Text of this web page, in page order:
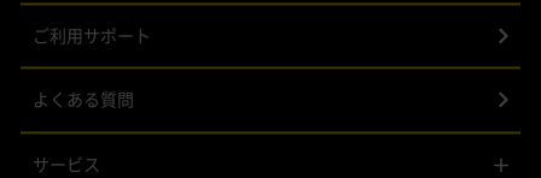
ご利用サポート
よくある質問
サービス